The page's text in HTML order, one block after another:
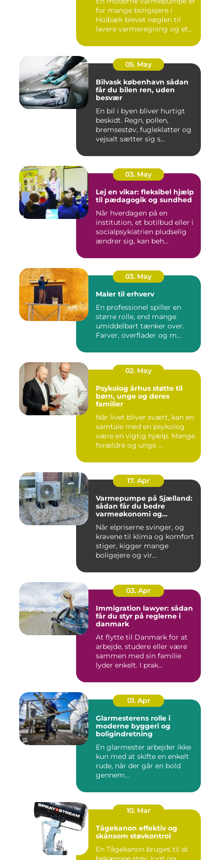
for mange boligejere i
Holbæk blevet nøglen til
lavere varmeregning og et
05. May
Bilvask københavn sådan
får du bilen ren, uden
besvær
En bil i byen bliver hurtigt
beskidt. Regn, pollen,
bremsestøv, fugleklatter og
vejsalt sætter sig s...
03. May
Lej en vikar: fleksibel hjælp
til pædagogik og sundhed
Når hverdagen på en
institution, et botilbud eller i
socialpsykiatrien pludselig
ændrer sig, kan beh...
03. May
Maler til erhverv
En professionel spiller en
større rolle, end mange
umiddelbart tænker over.
Farver, overflader og m...
02. May
Psykolog århus støtte til
børn, unge og deres
familier
Når livet bliver svært, kan en
samtale med en psykolog
være en vigtig hjælp. Mange
forældre og unge ...
17. Apr
Varmepumpe på Sjælland:
sådan får du bedre
varmeøkonomi og
Når elpriserne svinger, og
kravene til klima og komfort
stiger, kigger mange
boligejere og vir...
03. Apr
Immigration lawyer: sådan
får du styr på reglerne i
danmark
At flytte til Danmark for at
arbejde, studere eller være
sammen med sin familie
lyder enkelt. I prak...
01. Apr
Glarmesterens rolle i
moderne byggeri og
boligindretning
En glarmester arbejder ikke
kun med at skifte en enkelt
rude, når der går en bold
gennem...
10. Mar
Tågekanon effektiv og
skånsom støvkontrol
En Tågekanon bruges til at